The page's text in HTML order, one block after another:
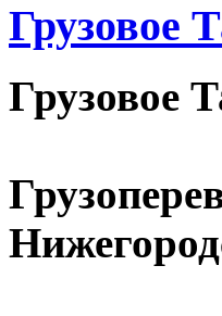
Грузовое
Грузовое